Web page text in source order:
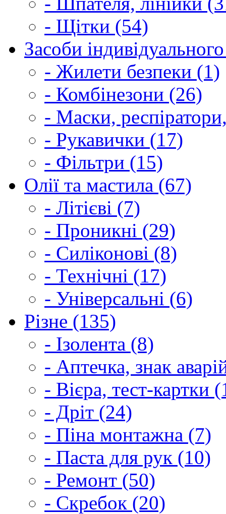
- Щітки (54)
Засоби
- Жилети безпеки (1)
- Комбінезони (26)
- Маски,
- Рукавички (17)
- Фільтри (15)
Олії та мастила (67)
- Літієві (7)
- Проникні (29)
- Силіконові (8)
- Технічні (17)
- Універсальні (6)
Різне (135)
- Ізолента (8)
- Аптечка, знак
- Вієра, тест-картки
- Дріт (24)
- Піна монтажна (7)
- Паста для рук (10)
- Ремонт (50)
- Скребок (20)